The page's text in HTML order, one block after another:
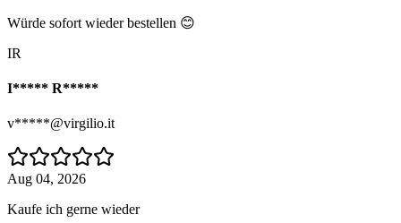
Würde sofort wieder bestellen 😊
IR
I***** R*****
v*****@virgilio.it
Aug 04, 2026
Kaufe ich gerne wieder